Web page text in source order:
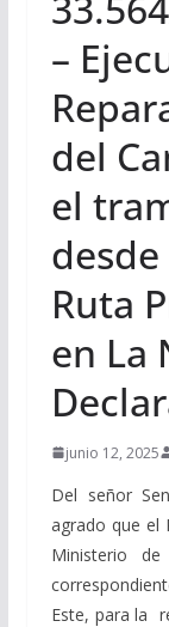
–
del
el
Ruta
en La
junio 12, 2025
Del señor
agrado que el
Ministerio
Este, para la